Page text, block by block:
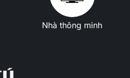
Nhà thông minh